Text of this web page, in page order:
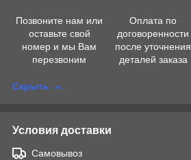
Позвоните нам или
оставьте свой
номер и мы Вам
перезвоним
Оплата по
договоренности
после уточнения
деталей заказа
Скрыть
Условия доставки
Самовывоз